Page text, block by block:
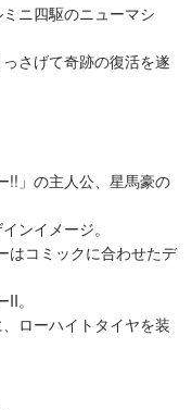
ニ四駆のニューマシ
さげて奇跡の復活を遂
!!」の主人公、星馬豪の
ンイメージ。
はコミックに合わせたデ
。
ローハイトタイヤを装